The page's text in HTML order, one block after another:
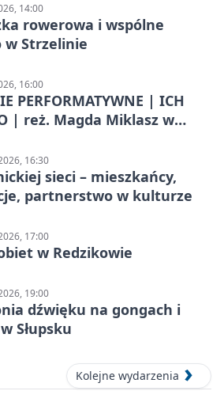
14:00
rowerowa i wspólne
w Strzelinie
16:00
PERFORMATYWNE | ICH
| reż. Magda Miklasz w
16:30
sieci – mieszkańcy,
partnerstwo w kulturze
17:00
w Redzikowie
19:00
dźwięku na gongach i
Słupsku
Kolejne wydarzenia